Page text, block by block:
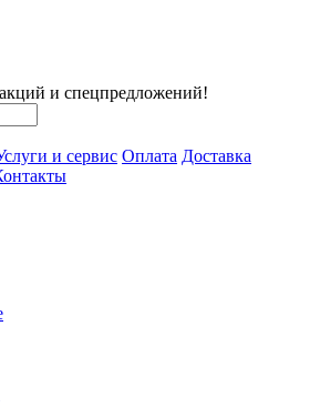
и спецпредложений!
и сервис Оплата Доставка